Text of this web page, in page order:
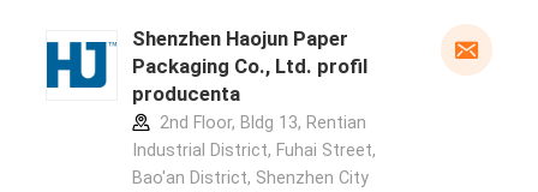
Shenzhen Haojun Paper
Packaging Co., Ltd. profil
producenta
2nd Floor, Bldg 13, Rentian
Industrial District, Fuhai Street,
Bao'an District, Shenzhen City